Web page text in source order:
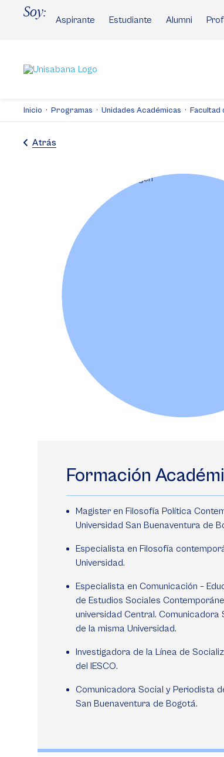
Soy:
Aspirante Estudiante Alumni
Inicio Programas Unidades Académicas Facultad
Atrás
Formación
Magister en Filosofía Política
Universidad San Buenaventura de
Especialista en Filosofía
Universidad.
Especialista en Comunicación –
de Estudios Sociales
universidad Central. Comunicadora
de la misma Universidad.
Investigadora de la Línea de
del IESCO.
Comunicadora Social y Periodista
San Buenaventura de Bogotá.